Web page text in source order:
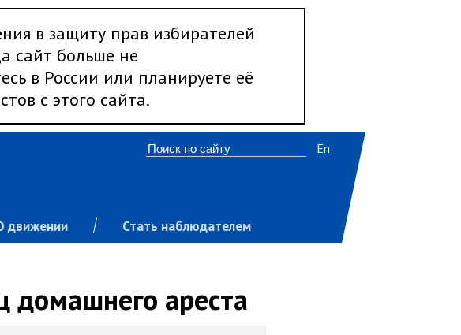
в защиту прав избирателей
сайт больше не
в России или планируете её
с этого сайта.
движении Стать наблюдателем
En
домашнего ареста